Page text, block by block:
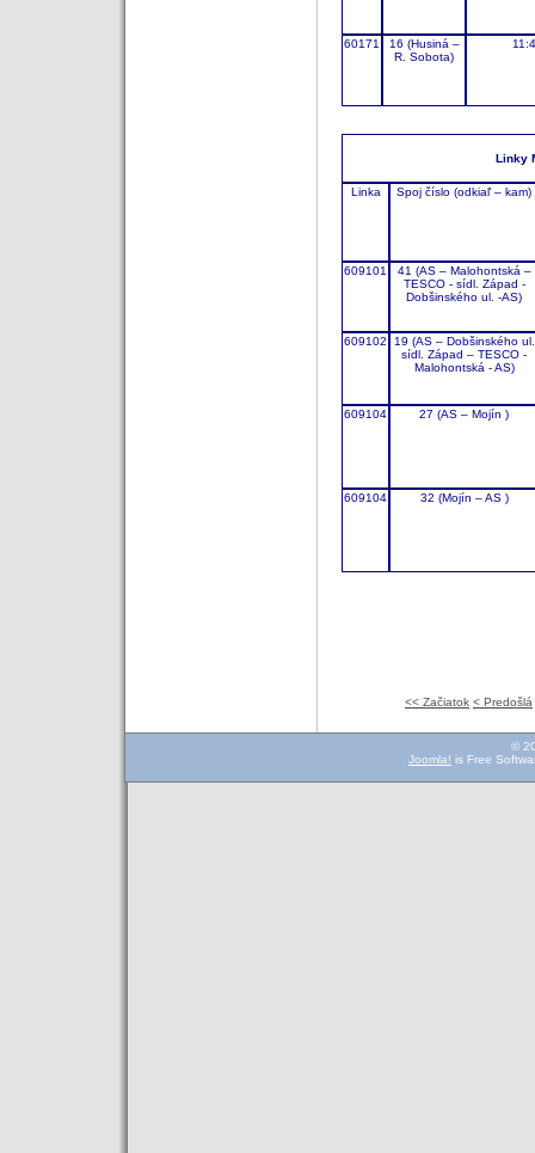
60171
16 (Husiná –
R. Sobota)
Linky
Linka Spoj číslo (odkiaľ – kam)
609101
41 (AS – Malohontská –
TESCO - sídl. Západ -
Dobšinského ul. -AS)
609102
19 (AS – Dobšinského ul.
sídl. Západ – TESCO -
Malohontská - AS)
609104 27 (AS – Mojín )
609104 32 (Mojín – AS )
<< Začiatok < Predošlá
©
Joomla! is Free